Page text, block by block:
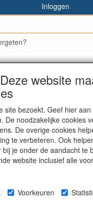
Inloggen
| Alblasserdam. Alle
en exclusief
website
site bezoekt. Geef hier
De noodzakelijke cookies
De overige cookies
te verbeteren. Ook
je onder de aandacht te
website inclusief alle
Voorkeuren